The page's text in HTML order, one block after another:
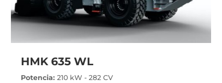
HMK 635 WL
Potencia: 210 kW - 282 CV